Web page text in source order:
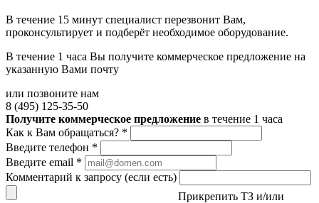
В течение 15 минут специалист перезвонит Вам,
проконсультирует и подберёт необходимое оборудование.
В течение 1 часа Вы получите коммерческое предложение на
указанную Вами почту
или позвоните нам
8 (495) 125-35-50
Получите коммерческое предложение в течение 1 часа
Как к Вам обращаться? *
Введите телефон *
Введите email *
Комментарий к запросу (если есть)
Прикрепить ТЗ и/или